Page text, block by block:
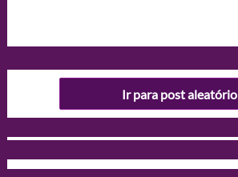
Ir para post aleatório